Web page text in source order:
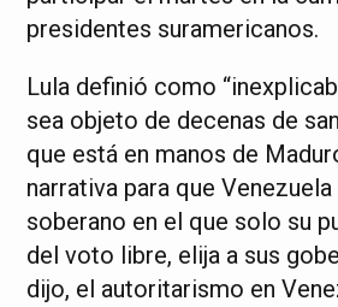
presidentes suramericanos.
Lula definió como
sea objeto de decenas de
que está en manos de
narrativa para que Venezuela
soberano en el que solo su
del voto libre, elija a sus
dijo, el autoritarismo en